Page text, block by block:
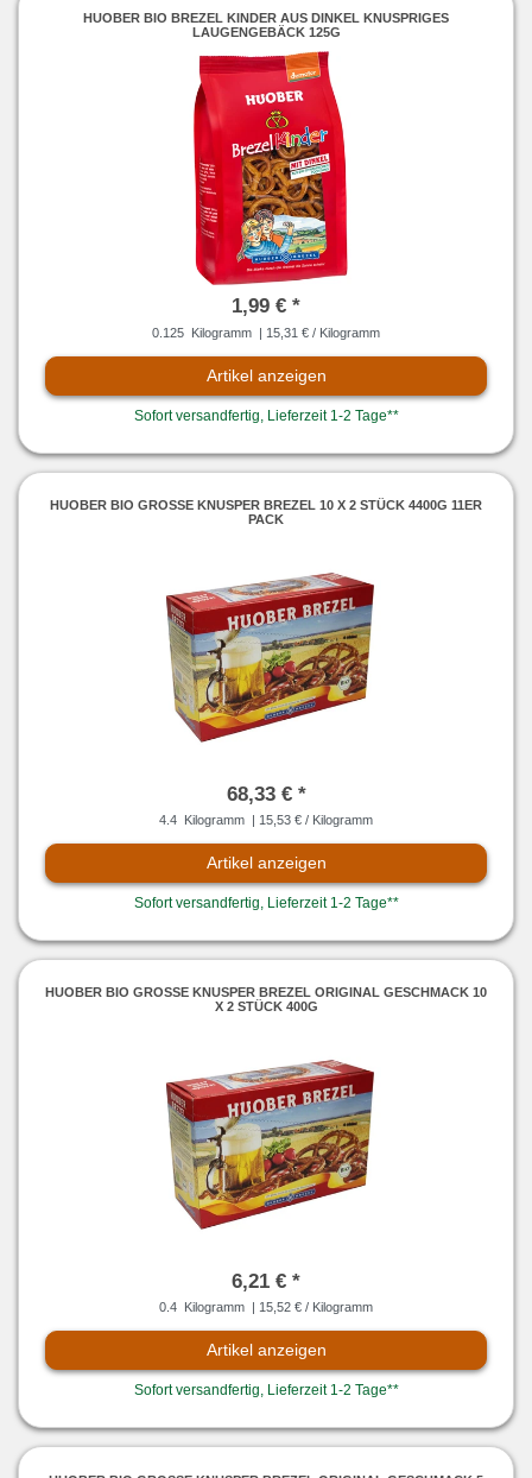
HUOBER BIO BREZEL KINDER AUS DINKEL KNUSPRIGES
LAUGENGEBÄCK 125G
1,99 € *
0.125 Kilogramm | 15,31 € / Kilogramm
Artikel anzeigen
Sofort versandfertig, Lieferzeit 1-2 Tage**
HUOBER BIO GROSSE KNUSPER BREZEL 10 X 2 STÜCK 4400G 11ER
PACK
68,33 € *
4.4 Kilogramm | 15,53 € / Kilogramm
Artikel anzeigen
Sofort versandfertig, Lieferzeit 1-2 Tage**
HUOBER BIO GROSSE KNUSPER BREZEL ORIGINAL GESCHMACK 10
X 2 STÜCK 400G
6,21 € *
0.4 Kilogramm | 15,52 € / Kilogramm
Artikel anzeigen
Sofort versandfertig, Lieferzeit 1-2 Tage**